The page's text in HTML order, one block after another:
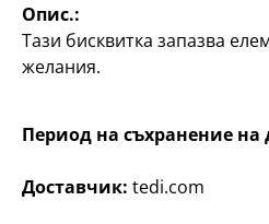
България /
Опис.:
Тази бисквитка запазва
желания.
Период на съхранение на
Доставчик: tedi.com